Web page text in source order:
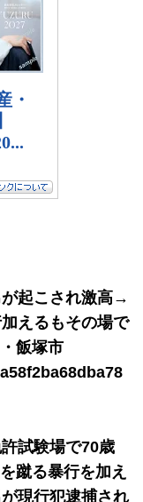
起こされ激高→
えるもその場で
飯塚市
試験場で70歳
蹴る暴行を加え
現行犯逮捕され